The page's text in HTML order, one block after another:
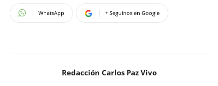
WhatsApp + Seguinos en Google
Redacción Carlos Paz Vivo